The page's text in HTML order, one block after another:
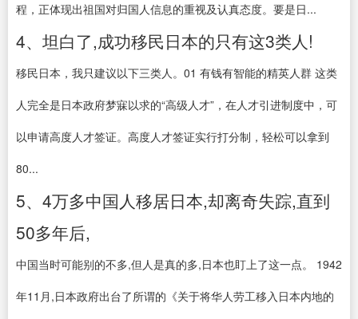
程，正体现出祖国对归国人信息的重视及认真态度。要是日...
4、坦白了,成功移民日本的只有这3类人!
移民日本，我只建议以下三类人。01 有钱有智能的精英人群 这类
人完全是日本政府梦寐以求的“高级人才”，在人才引进制度中，可
以申请高度人才签证。高度人才签证实行打分制，轻松可以拿到
80...
5、4万多中国人移居日本,却离奇失踪,直到
50多年后,
中国当时可能别的不多,但人是真的多,日本也盯上了这一点。 1942
年11月,日本政府出台了所谓的《关于将华人劳工移入日本内地的